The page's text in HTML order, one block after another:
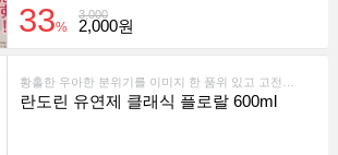
3,000
33% 2,000원
란도린 유연제 클래식 플로랄 600ml